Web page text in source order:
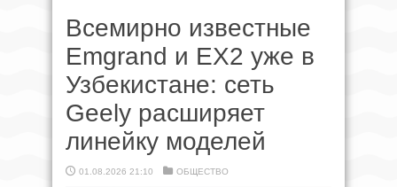
Всемирно известные
Emgrand и EX2 уже в
Узбекистане: сеть
Geely расширяет
линейку моделей
01.08.2026 21:10 ОБЩЕСТВО